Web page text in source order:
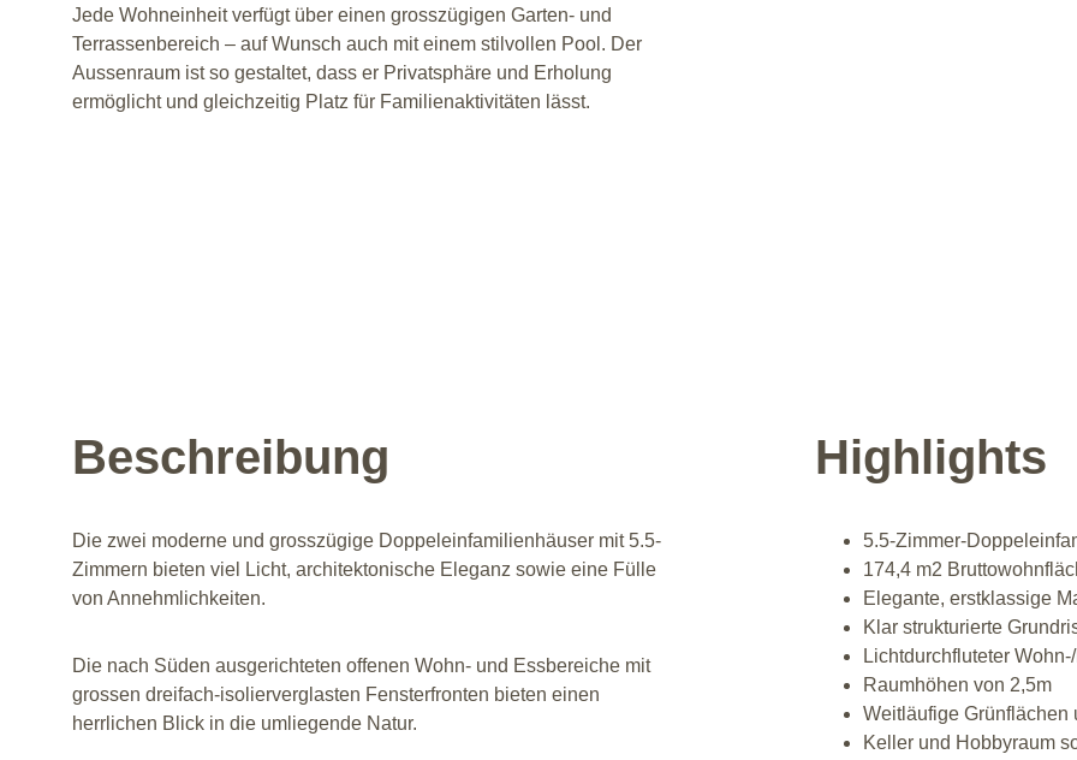
Jede Wohneinheit verfügt über einen grosszügigen Garten- und
Terrassenbereich – auf Wunsch auch mit einem stilvollen Pool. Der
Aussenraum ist so gestaltet, dass er Privatsphäre und Erholung
ermöglicht und gleichzeitig Platz für Familienaktivitäten lässt.
Die zwei moderne und grosszügige Doppeleinfamilienhäuser mit 5.5-
Zimmern bieten viel Licht, architektonische Eleganz sowie eine Fülle
von Annehmlichkeiten.
Die nach Süden ausgerichteten offenen Wohn- und Essbereiche mit
grossen dreifach-isolierverglasten Fensterfronten bieten einen
herrlichen Blick in die umliegende Natur.
Highlights
5.5-Zimmer-
174,4 m2
Elegante, erstklassige
Klar strukturierte
Lichtdurchfluteter
Raumhöhen von 2,5m
Weitläufige Grünflächen
Keller und Hobbyraum
Beschreibung